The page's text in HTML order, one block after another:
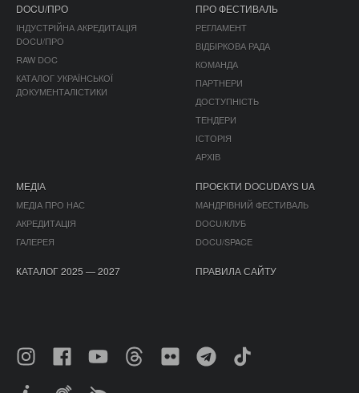
DOCU/ПРО
ІНДУСТРІЙНА АКРЕДИТАЦІЯ
DOCU/ПРО
RAW DOC
КАТАЛОГ УКРАЇНСЬКОЇ
ДОКУМЕНТАЛІСТИКИ
ПРО ФЕСТИВАЛЬ
РЕГЛАМЕНТ
ВІДБІРКОВА РАДА
КОМАНДА
ПАРТНЕРИ
ДОСТУПНІСТЬ
ТЕНДЕРИ
ІСТОРІЯ
АРХІВ
МЕДІА
МЕДІА ПРО НАС
АКРЕДИТАЦІЯ
ГАЛЕРЕЯ
ПРОЄКТИ DOCUDAYS UA
МАНДРІВНИЙ ФЕСТИВАЛЬ
DOCU/КЛУБ
DOCU/SPACE
КАТАЛОГ 2025 — 2027 ПРАВИЛА САЙТУ